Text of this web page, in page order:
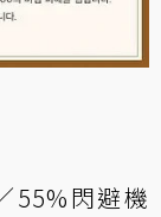
55%閃避機